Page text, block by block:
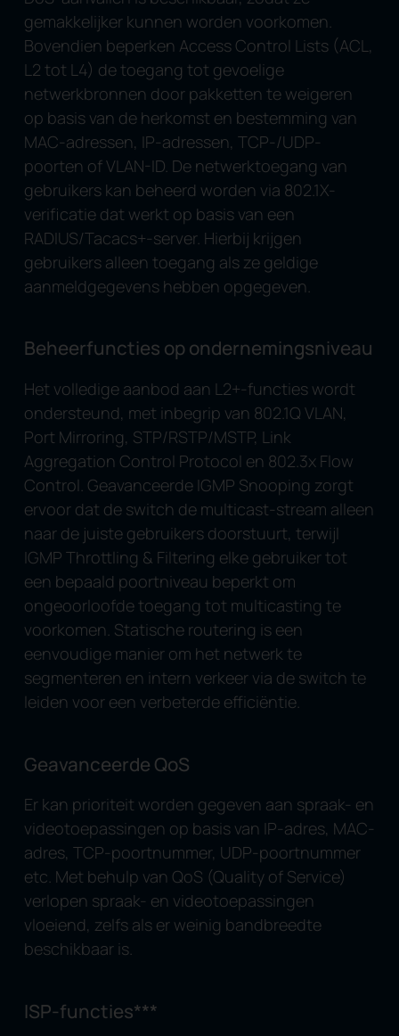
gemakkelijker kunnen worden voorkomen.
Bovendien beperken Access Control Lists (ACL,
L2 tot L4) de toegang tot gevoelige
netwerkbronnen door pakketten te weigeren
op basis van de herkomst en bestemming van
MAC-adressen, IP-adressen, TCP-/UDP-
poorten of VLAN-ID. De netwerktoegang van
gebruikers kan beheerd worden via 802.1X-
verificatie dat werkt op basis van een
RADIUS/Tacacs+-server. Hierbij krijgen
gebruikers alleen toegang als ze geldige
aanmeldgegevens hebben opgegeven.
Beheerfuncties op ondernemingsniveau
Het volledige aanbod aan L2+-functies wordt
ondersteund, met inbegrip van 802.1Q VLAN,
Port Mirroring, STP/RSTP/MSTP, Link
Aggregation Control Protocol en 802.3x Flow
Control. Geavanceerde IGMP Snooping zorgt
ervoor dat de switch de multicast-stream alleen
naar de juiste gebruikers doorstuurt, terwijl
IGMP Throttling & Filtering elke gebruiker tot
een bepaald poortniveau beperkt om
ongeoorloofde toegang tot multicasting te
voorkomen. Statische routering is een
eenvoudige manier om het netwerk te
segmenteren en intern verkeer via de switch te
leiden voor een verbeterde efficiëntie.
Geavanceerde QoS
Er kan prioriteit worden gegeven aan spraak- en
videotoepassingen op basis van IP-adres, MAC-
adres, TCP-poortnummer, UDP-poortnummer
etc. Met behulp van QoS (Quality of Service)
verlopen spraak- en videotoepassingen
vloeiend, zelfs als er weinig bandbreedte
beschikbaar is.
ISP-functies***